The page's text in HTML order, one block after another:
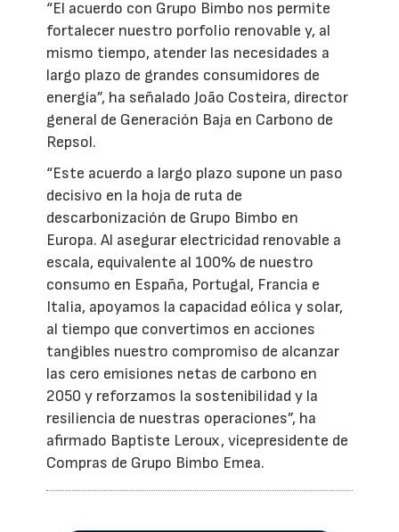
“El acuerdo con Grupo Bimbo nos permite
fortalecer nuestro porfolio renovable y, al
mismo tiempo, atender las necesidades a
largo plazo de grandes consumidores de
energía”, ha señalado João Costeira, director
general de Generación Baja en Carbono de
Repsol.
“Este acuerdo a largo plazo supone un paso
decisivo en la hoja de ruta de
descarbonización de Grupo Bimbo en
Europa. Al asegurar electricidad renovable a
escala, equivalente al 100% de nuestro
consumo en España, Portugal, Francia e
Italia, apoyamos la capacidad eólica y solar,
al tiempo que convertimos en acciones
tangibles nuestro compromiso de alcanzar
las cero emisiones netas de carbono en
2050 y reforzamos la sostenibilidad y la
resiliencia de nuestras operaciones”, ha
afirmado Baptiste Leroux, vicepresidente de
Compras de Grupo Bimbo Emea.